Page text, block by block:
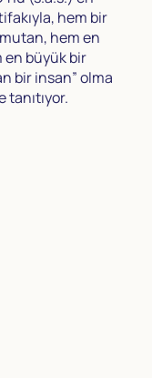
hem bir
hem en
en büyük bir
bir insan” olma